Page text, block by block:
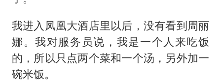
我进入凤凰大酒店里以后，没有看到周丽
娜。我对服务员说，我是一个人来吃饭
的，所以只点两个菜和一个汤，另外加一
碗米饭。